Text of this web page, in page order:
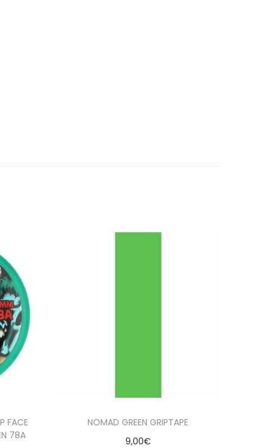
FACE
78A
NOMAD GREEN GRIPTAPE
9,00€